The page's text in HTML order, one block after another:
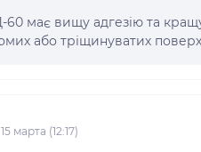
60 має вищу адгезію та
або тріщинуватих
15 марта (12:17)